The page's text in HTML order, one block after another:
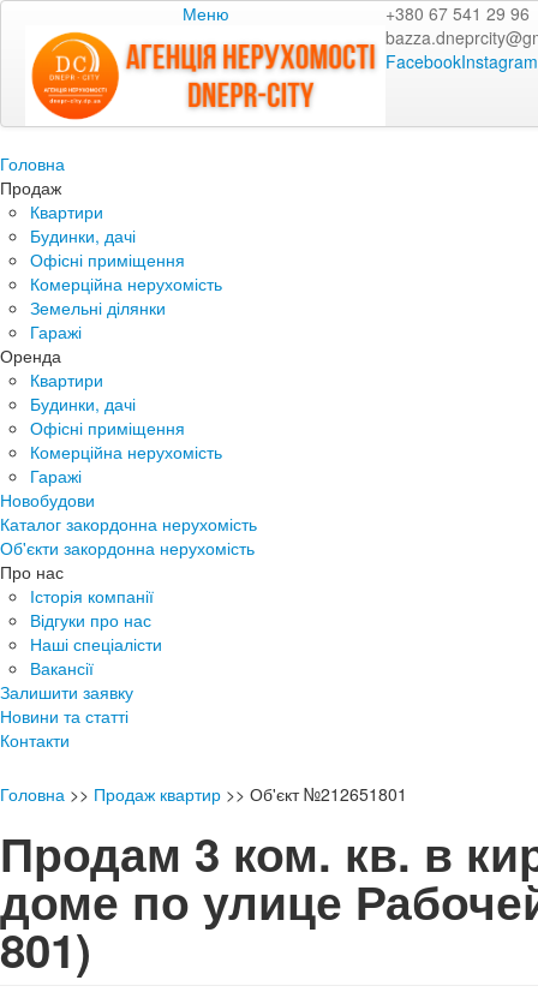
Меню
+380 67 541 29 96
FacebookInstagram
Головна
Продаж
Квартири
Будинки, дачі
Офісні приміщення
Комерційна нерухомість
Земельні ділянки
Гаражі
Оренда
Квартири
Будинки, дачі
Офісні приміщення
Комерційна нерухомість
Гаражі
Новобудови
Каталог закордонна нерухомість
Об'єкти закордонна нерухомість
Про нас
Історія компанії
Відгуки про нас
Наші спеціалісти
Вакансії
Залишити заявку
Новини та статті
Контакти
Головна >> Продаж квартир >> Об'єкт №212651801
Продам 3 ком. кв. в
доме по улице
801)